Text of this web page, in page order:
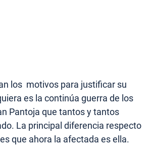
los motivos para justificar su
es la continúa guerra de los
Pantoja que tantos y tantos
La principal diferencia respecto
que ahora la afectada es ella.